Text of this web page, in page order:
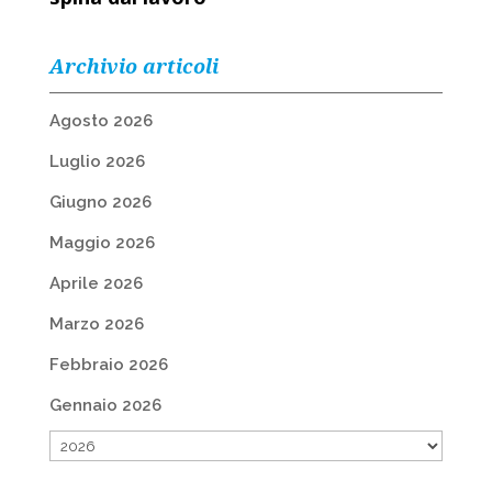
Archivio articoli
Agosto 2026
Luglio 2026
Giugno 2026
Maggio 2026
Aprile 2026
Marzo 2026
Febbraio 2026
Gennaio 2026